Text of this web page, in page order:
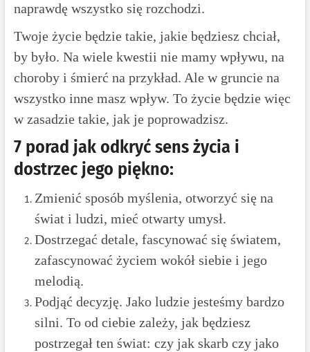
naprawdę wszystko się rozchodzi.
Twoje życie będzie takie, jakie będziesz chciał,
by było. Na wiele kwestii nie mamy wpływu, na
choroby i śmierć na przykład. Ale w gruncie na
wszystko inne masz wpływ. To życie będzie więc
w zasadzie takie, jak je poprowadzisz.
7 porad jak odkryć sens życia i
dostrzec jego piękno:
Zmienić sposób myślenia, otworzyć się na
świat i ludzi, mieć otwarty umysł.
Dostrzegać detale, fascynować się światem,
zafascynować życiem wokół siebie i jego
melodią.
Podjąć decyzję. Jako ludzie jesteśmy bardzo
silni. To od ciebie zależy, jak będziesz
postrzegał ten świat: czy jak skarb czy jako